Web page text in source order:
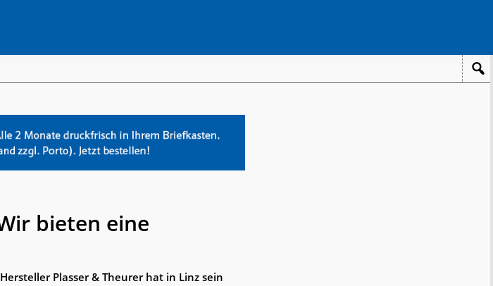
bieten eine
Plasser & Theurer hat in Linz sein